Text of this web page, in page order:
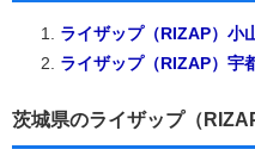
ライザップ（RIZAP）小
ライザップ（RIZAP）宇
茨城県のライザップ（